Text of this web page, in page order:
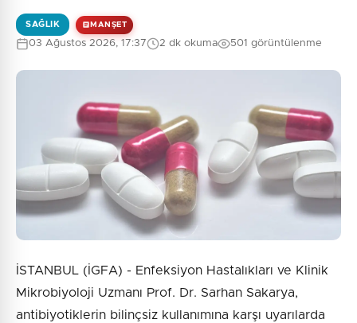
SAĞLIK MANŞET
03 Ağustos 2026, 17:37 2 dk okuma 501 görüntülenme
İSTANBUL (İGFA) - Enfeksiyon Hastalıkları ve Klinik
Mikrobiyoloji Uzmanı Prof. Dr. Sarhan Sakarya,
antibiyotiklerin bilinçsiz kullanımına karşı uyarılarda